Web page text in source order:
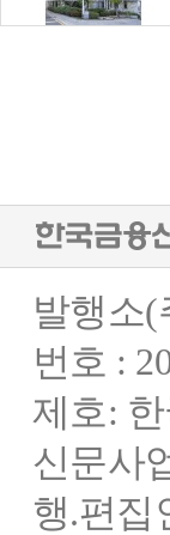
발행소(
번호 :
제호:
신문사
행.편집